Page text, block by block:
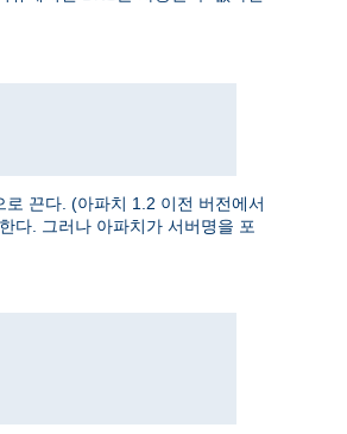
끈다. (아파치 1.2 이전 버전에서
다. 그러나 아파치가 서버명을 포